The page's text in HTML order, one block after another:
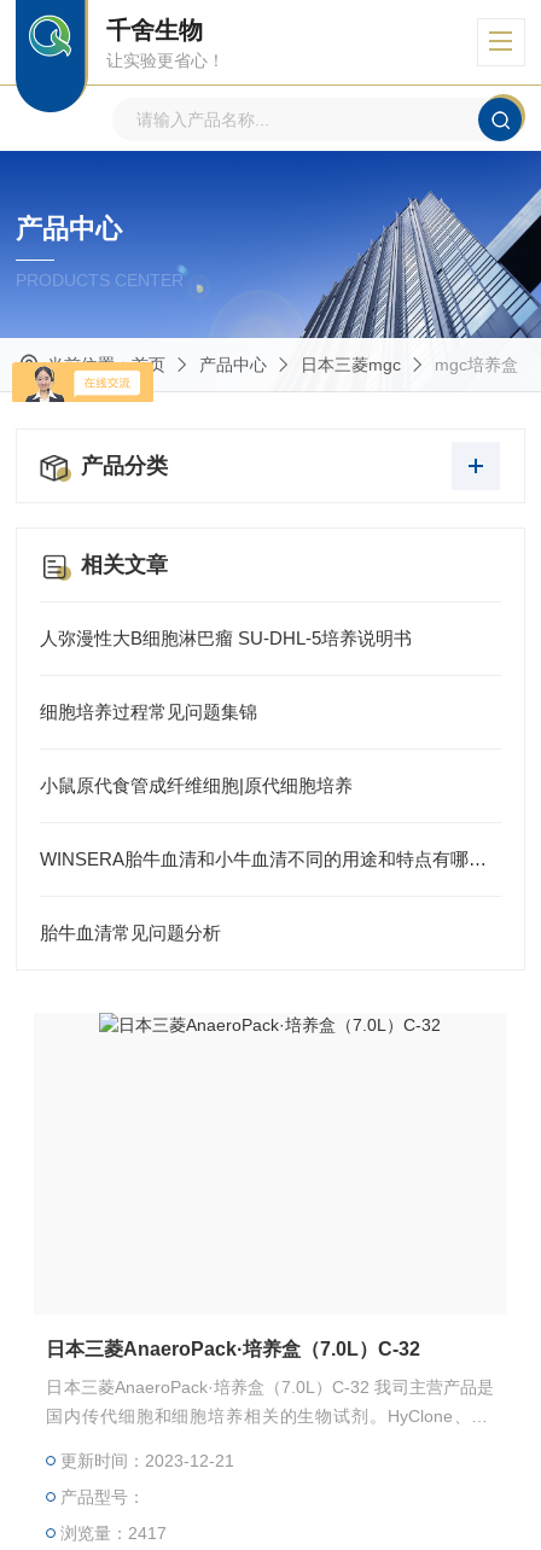
千舍生物
让实验更省心！
产品中心
PRODUCTS CENTER
当前位置：首页 产品中心 日本三菱mgc mgc培养盒
产品分类
相关文章
人弥漫性大B细胞淋巴瘤 SU-DHL-5培养说明书
细胞培养过程常见问题集锦
小鼠原代食管成纤维细胞|原代细胞培养
WINSERA胎牛血清和小牛血清不同的用途和特点有哪些？
胎牛血清常见问题分析
日本三菱AnaeroPack·培养盒（7.0L）C-32
日本三菱AnaeroPack·培养盒（7.0L）C-32 我司主营产品是
国内传代细胞和细胞培养相关的生物试剂。HyClone、NT
质血清。常规液体培养基、胰酶、双抗、无血清冻存液、日
本三菱产品、ELISA 试剂盒、Sigma现货试剂等产品。
更新时间：2023-12-21
产品型号：
浏览量：2417